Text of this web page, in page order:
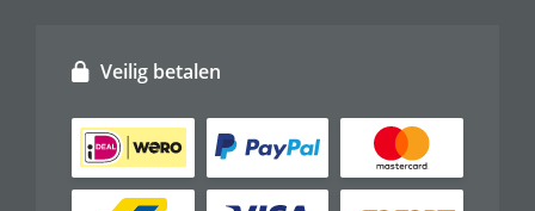
Veilig betalen